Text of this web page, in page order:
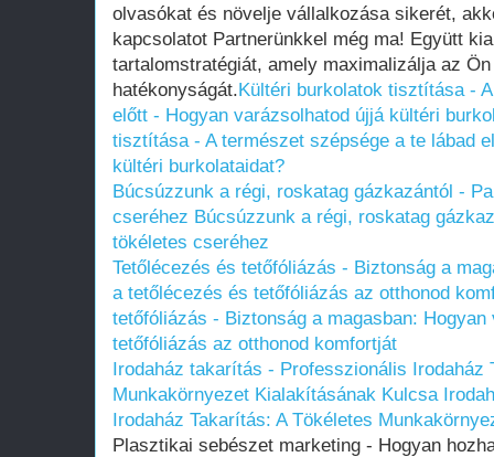
olvasókat és növelje vállalkozása sikerét,
kapcsolatot Partnerünkkel még ma! Együtt
tartalomstratégiát, amely maximalizálja az
hatékonyságát.Kültéri burkolatok tisztítása -
előtt - Hogyan varázsolhatod újjá kültéri
tisztítása - A természet szépsége a te lábad
kültéri burkolataidat?
Búcsúzzunk a régi, roskatag gázkazántól -
cseréhez Búcsúzzunk a régi, roskatag
tökéletes cseréhez
Tetőlécezés és tetőfóliázás - Biztonság a
a tetőlécezés és tetőfóliázás az otthonod
tetőfóliázás - Biztonság a magasban:
tetőfóliázás az otthonod komfortját
Irodaház takarítás - Professzionális Irodaház
Munkakörnyezet Kialakításának Kulcsa
Irodaház Takarítás: A Tökéletes
Plasztikai sebészet marketing - Hogyan